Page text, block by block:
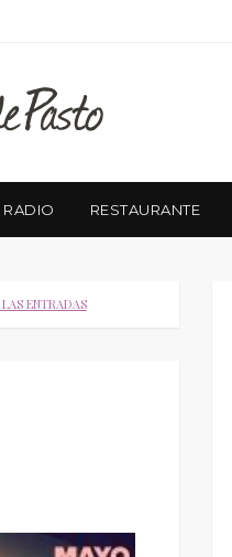
RADIO RESTAURANTE
ENTRADAS